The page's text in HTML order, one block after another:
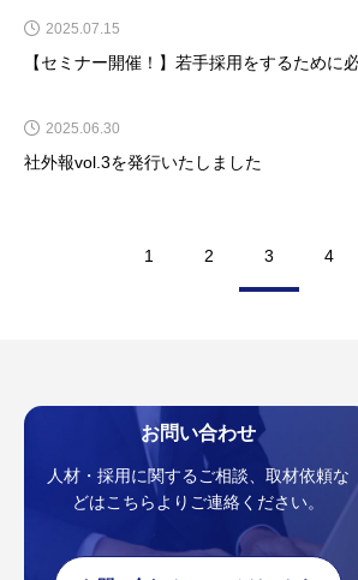
2025.07.15
【セミナー開催！】若手採用をするために
2025.06.30
社外報vol.3を発行いたしました
1 2 3 4
お問い合わせ
人材・採用に関するご相談、取材依頼な
どはこちらよりご連絡ください。